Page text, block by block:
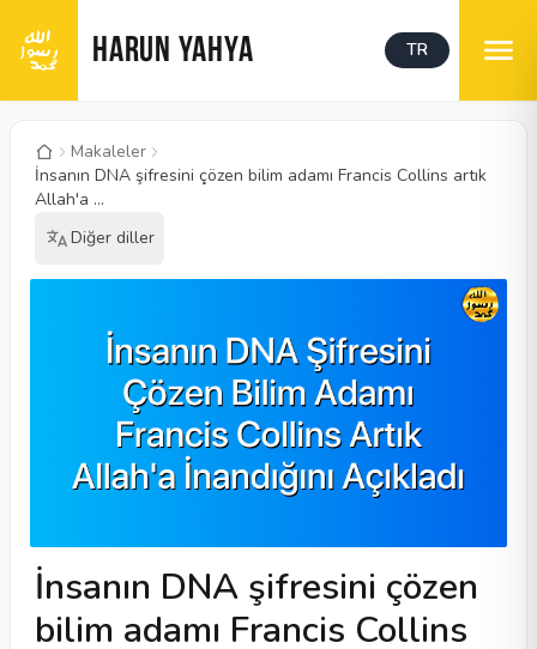
HARUN YAHYA TR
Makaleler
İnsanın DNA şifresini çözen bilim adamı Francis Collins artık
Allah'a ...
Diğer diller
İnsanın DNA şifresini çözen
bilim adamı Francis Collins